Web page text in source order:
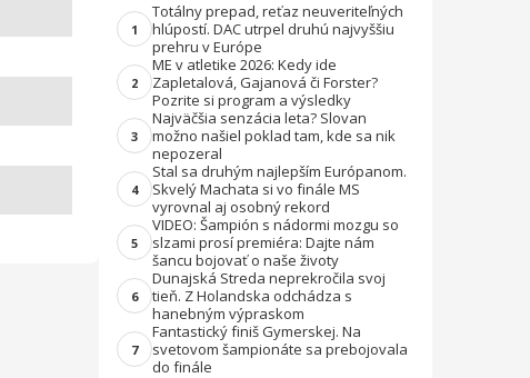
1
Totálny prepad, reťaz neuveriteľných
hlúpostí. DAC utrpel druhú najvyššiu
prehru v Európe
2
ME v atletike 2026: Kedy ide
Zapletalová, Gajanová či Forster?
Pozrite si program a výsledky
3
Najväčšia senzácia leta? Slovan
možno našiel poklad tam, kde sa nik
nepozeral
4
Stal sa druhým najlepším Európanom.
Skvelý Machata si vo finále MS
vyrovnal aj osobný rekord
5
VIDEO: Šampión s nádormi mozgu so
slzami prosí premiéra: Dajte nám
šancu bojovať o naše životy
6
Dunajská Streda neprekročila svoj
tieň. Z Holandska odchádza s
hanebným výpraskom
7
Fantastický finiš Gymerskej. Na
svetovom šampionáte sa prebojovala
do finále